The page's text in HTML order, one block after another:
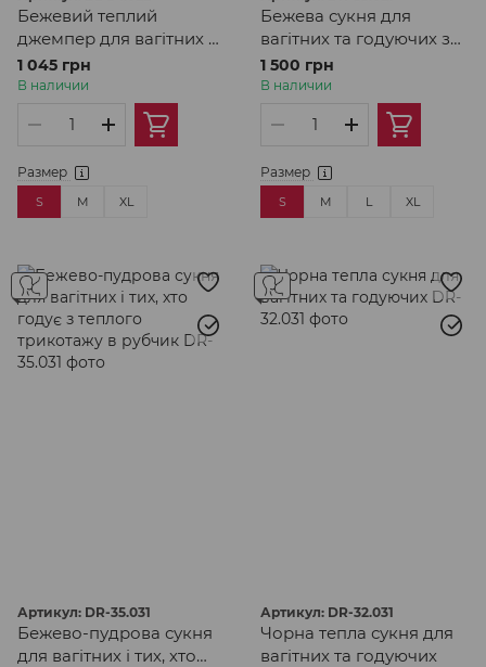
Бежевий теплий
джемпер для вагітних та
годуючих
1 045 грн
В наличии
Размер
S M XL
Бежева сукня для
вагітних та годуючих з
теплого трикотажу в
рубчик
1 500 грн
В наличии
Размер
S M L XL
Артикул: DR-35.031
Бежево-пудрова сукня
для вагітних і тих, хто
Артикул: DR-32.031
Чорна тепла сукня для
вагітних та годуючих